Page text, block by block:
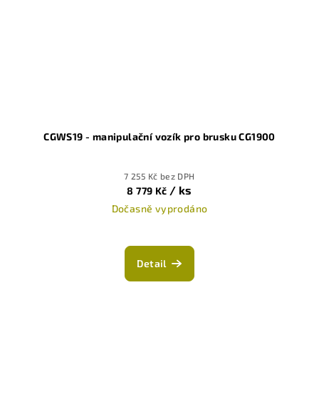
CGWS19 - manipulační vozík pro brusku CG1900
7 255 Kč bez DPH
8 779 Kč / ks
Dočasně vyprodáno
hodnocení
produktu
Detail